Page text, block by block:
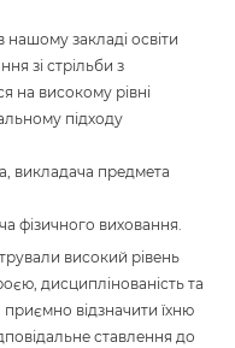
закладі освіти
зі стрільби з
на високому рівні
підходу
викладача предмета
фізичного виховання.
високий рівень
дисциплінованість та
відзначити їхню
ставлення до